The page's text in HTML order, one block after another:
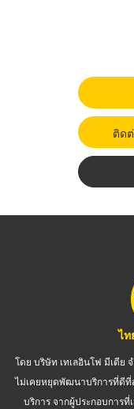
ติด
ไท
โดย บริษัท เทเลอินโฟ มีเดีย
ไม่เคยหยุดพัฒนาบริการที่ดีที่
บริการ จากผู้ประกอบการ